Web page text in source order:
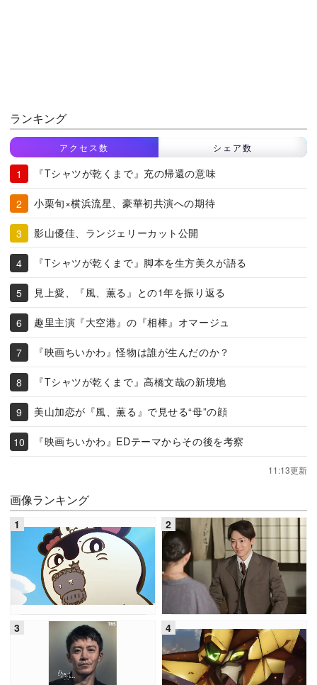
ランキング
アクセス数 シェア数
『Tシャツが乾くまで』充の帰還の意味
小栗旬×横浜流星、豪華初共演への期待
影山優佳、ランジェリーカット公開
『Tシャツが乾くまで』脚本を生方美久が語る
見上愛、『風、薫る』との1年を振り返る
趣里主演『大空港』の『相棒』オマージュ
『映画ちいかわ』怪物は誰が生んだのか？
『Tシャツが乾くまで』高橋文哉の新境地
美山加恋が『風、薫る』で見せる“母”の顔
『映画ちいかわ』EDテーマからその後を考察
11:13更新
画像ランキング